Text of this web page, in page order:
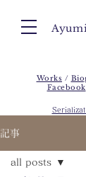
Works /
Facebook
記事
all posts